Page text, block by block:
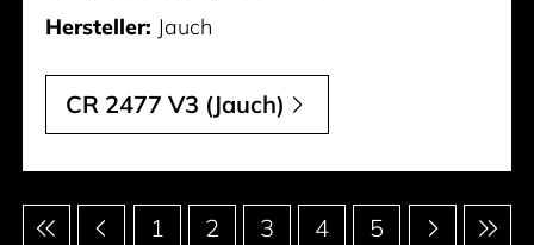
Hersteller: Jauch
CR 2477 V3 (Jauch)
Paginierung 1 2 3 4 5